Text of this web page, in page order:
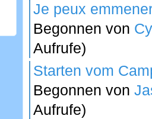
Je peux
Begonnen von
Aufrufe)
Starten vom
Begonnen von
Aufrufe)